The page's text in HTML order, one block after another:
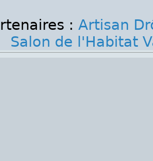
: Artisan
Salon de l'Habitat